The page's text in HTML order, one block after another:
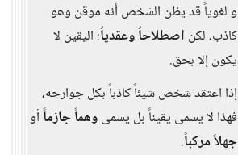
و لغوياً قد يظن الشخص أنه موقن وهو
كاذب، لكن اصطلاحاً وعقدياً: اليقين لا
يكون إلا بحق.
إذا اعتقد شخص شيئاً كاذباً بكل جوارحه،
فهذا لا يسمى يقيناً بل يسمىوهماً جازماً أو
جهلاً مركباً.